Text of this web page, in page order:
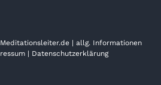
Meditationsleiter.de | allg. Informationen
| Datenschutzerklärung